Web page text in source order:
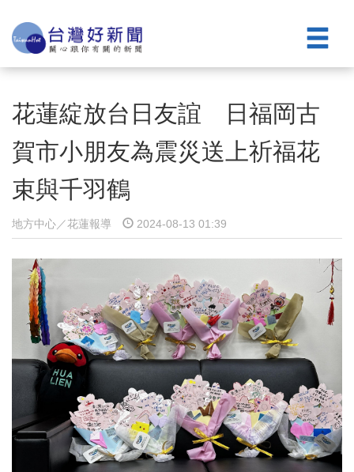
花蓮綻放台日友誼 日福岡古
賀市小朋友為震災送上祈福花
束與千羽鶴
地方中心／花蓮報導 2024-08-13 01:39